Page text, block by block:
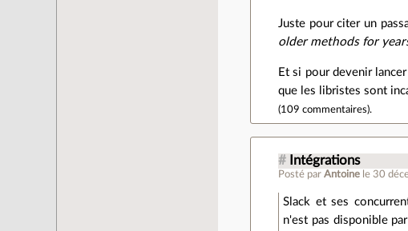
Juste pour citer un
older methods for
Et si pour devenir
que les libristes sont
(109 commentaires).
# Intégrations
Posté parAntoine le 30
Slack et ses
n'est pas disponible